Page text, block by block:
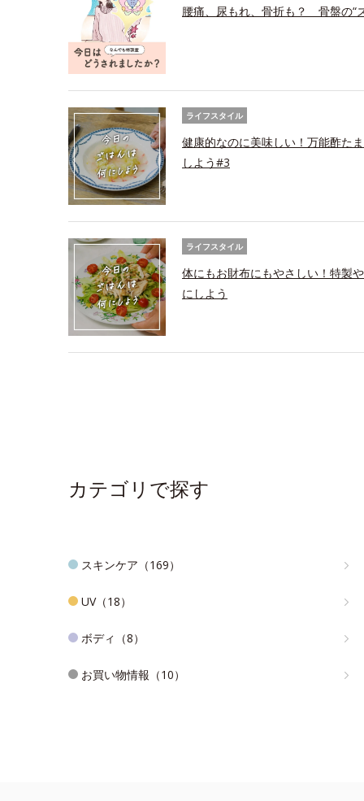
腰痛、尿もれ、骨折も？ 骨盤の“
ライフスタイル
健康的なのに美味しい！万能酢た
しよう#3
ライフスタイル
体にもお財布にもやさしい！特製
にしよう
カテゴリで探す
スキンケア（169）
UV（18）
ボディ（8）
お買い物情報（10）